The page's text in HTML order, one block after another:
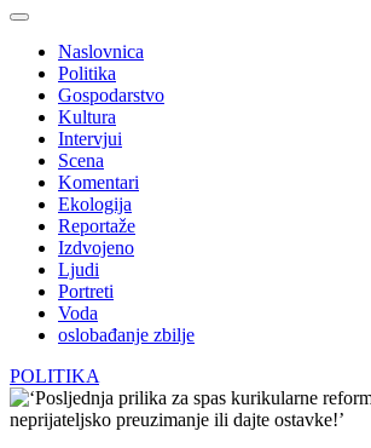
Naslovnica
Politika
Gospodarstvo
Kultura
Intervjui
Scena
Komentari
Ekologija
Reportaže
Izdvojeno
Ljudi
Portreti
Voda
oslobađanje zbilje
POLITIKA